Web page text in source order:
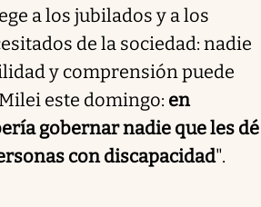
a los jubilados y a los
de la sociedad: nadie
y comprensión puede
este domingo: en
gobernar nadie que les dé
con discapacidad".